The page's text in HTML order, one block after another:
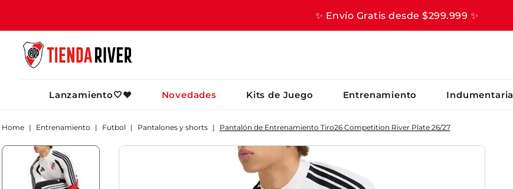
✨ Envío Gratis desde $299.999 ✨
Lanzamiento🤍❤️ Novedades Kits de Juego Entrenamiento Indumentaria
Entrenamiento Futbol Pantalones y shorts Pantalón de Entrenamiento Tiro26 Competition River Plate 26/27
1.
camiseta
short